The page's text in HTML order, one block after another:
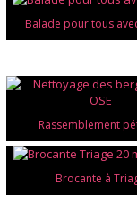
Balade pour tous
Rassemblement
Brocante à